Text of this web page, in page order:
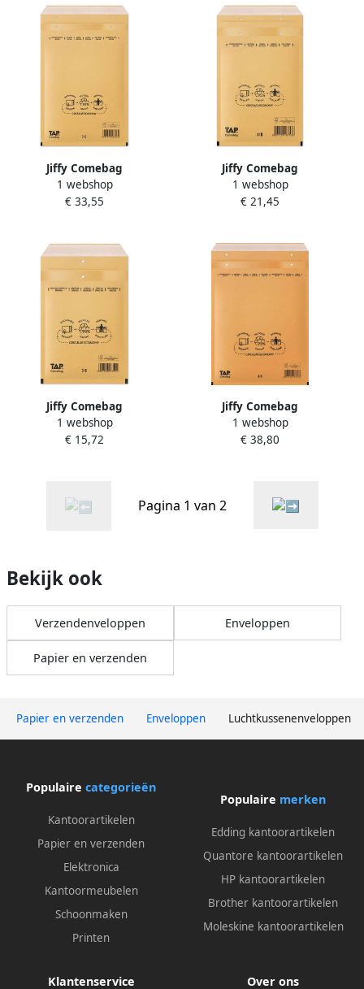
Papier en verzenden Enveloppen Luchtkussenenveloppen
Jiffy Comebag
luchtkussenenveloppen ft
230 x 340 mm met
1 webshop
€ 33,55
Jiffy Comebag
luchtkussenenveloppen ft
180 x 265 mm met
1 webshop
€ 21,45
Jiffy Comebag
luchtkussenenveloppen ft
150 x 215 mm met
1 webshop
€ 15,72
Jiffy Comebag
luchtkussenenveloppen ft
270 x 360 mm met
1 webshop
€ 38,80
Pagina 1 van 2
Bekijk ook
Verzendenveloppen Enveloppen
Papier en verzenden
Populaire categorieën
Kantoorartikelen
Papier en verzenden
Elektronica
Kantoormeubelen
Schoonmaken
Printen
Populaire merken
Edding kantoorartikelen
Quantore kantoorartikelen
HP kantoorartikelen
Brother kantoorartikelen
Moleskine kantoorartikelen
Klantenservice Over ons